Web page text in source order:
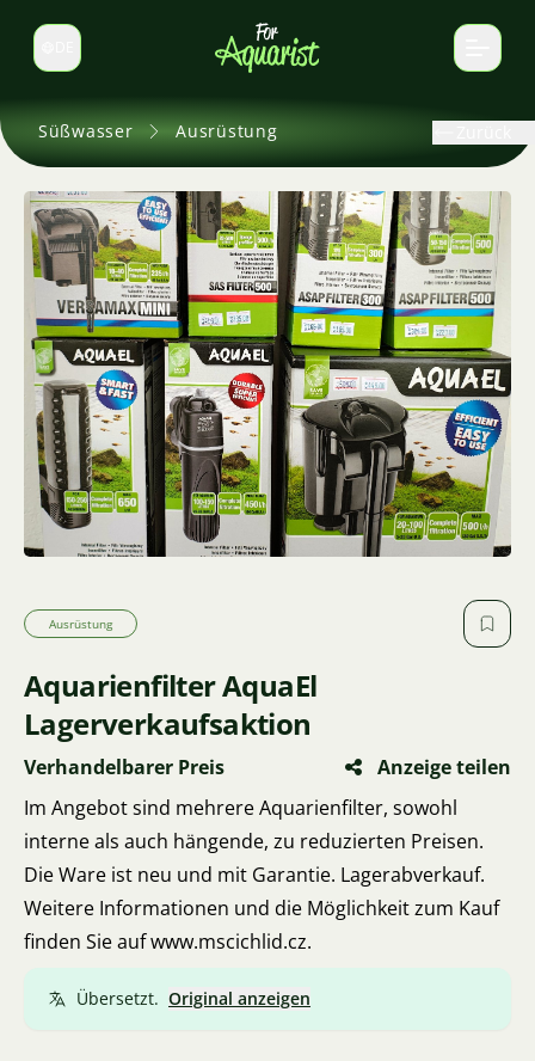
Sprache wechseln
Süßwasser Ausrüstung
Ausrüstung
Aquarienfilter AquaEl
Lagerverkaufsaktion
Verhandelbarer Preis
Anzeige teilen
Im Angebot sind mehrere Aquarienfilter, sowohl
interne als auch hängende, zu reduzierten Preisen.
Die Ware ist neu und mit Garantie. Lagerabverkauf.
Weitere Informationen und die Möglichkeit zum Kauf
finden Sie auf www.mscichlid.cz.
Übersetzt. Original anzeigen